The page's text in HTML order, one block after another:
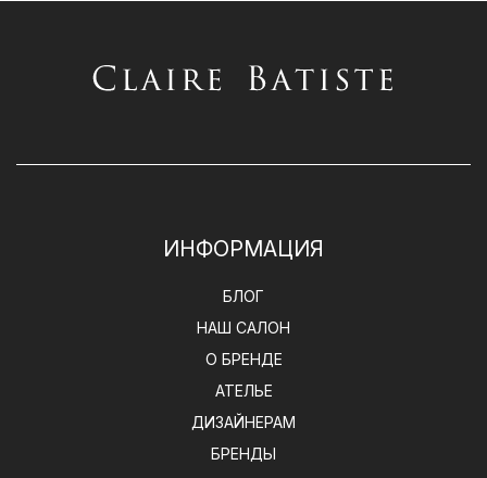
ИНФОРМАЦИЯ
БЛОГ
НАШ САЛОН
О БРЕНДЕ
АТЕЛЬЕ
ДИЗАЙНЕРАМ
БРЕНДЫ